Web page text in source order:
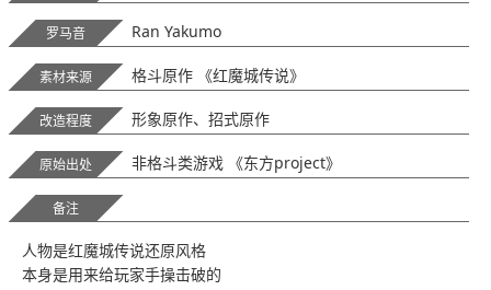
罗马音 Ran Yakumo
素材来源 格斗原作 《红魔城传说》
改造程度 形象原作、招式原作
原始出处 非格斗类游戏 《东方project》
备注
人物是红魔城传说还原风格
本身是用来给玩家手操击破的